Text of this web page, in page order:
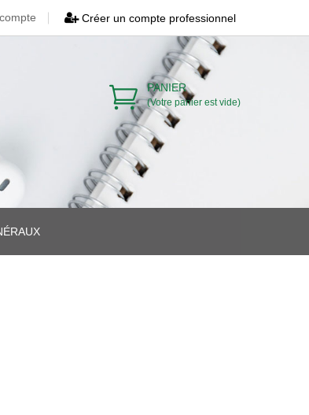
Créer un compte professionnel
PANIER
(Votre panier est vide)